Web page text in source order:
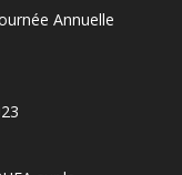
Annuelle